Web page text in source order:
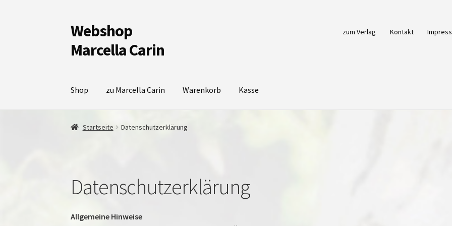
Zur
Navigation
springen
Zum
Inhalt
springen
Webshop
Marcella Carin
zum Verlag Kontakt
Shop zu Marcella Carin Warenkorb Kasse
Startseite Datenschutzerklärung
Datenschutzerklärung
Allgemeine Hinweise